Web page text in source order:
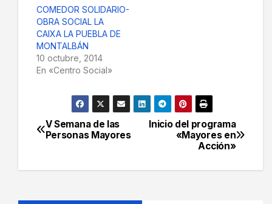
COMEDOR SOLIDARIO-
OBRA SOCIAL LA
CAIXA LA PUEBLA DE
MONTALBÁN
10 octubre, 2014
En «Centro Social»
Navegación
Inicio del programa
«Mayores en
Acción»
V Semana de las
Personas Mayores